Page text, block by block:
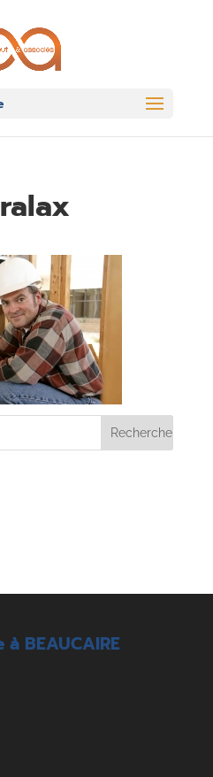
BEAUCAIRE